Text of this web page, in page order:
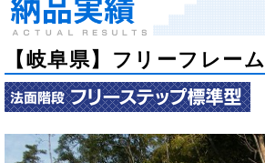
【岐阜県】フリーフレー